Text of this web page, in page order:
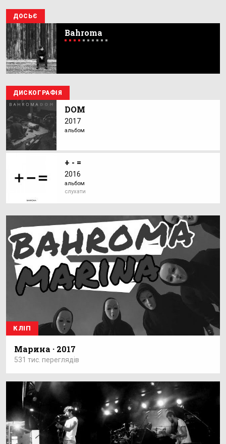
ДОСЬЄ
Bahroma
ДИСКОГРАФІЯ
DOM
2017
альбом
+ - =
2016
альбом
слухати
КЛІП
Марина · 2017
531 тис. переглядів